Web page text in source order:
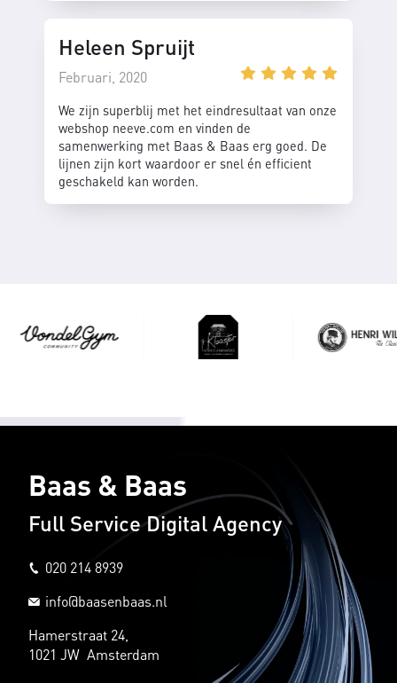
Heleen Spruijt
Februari, 2020
We zijn superblij met het eindresultaat van onze
webshop neeve.com en vinden de
samenwerking met Baas & Baas erg goed. De
lijnen zijn kort waardoor er snel én efficient
geschakeld kan worden.
Baas & Baas
Full Service Digital Agency
020 214 8939
info@baasenbaas.nl
Hamerstraat 24,
1021 JW Amsterdam